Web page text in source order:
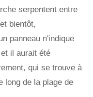
serpentent entre
bientôt,
panneau n'indique
il aurait été
qui se trouve à
long de la plage de